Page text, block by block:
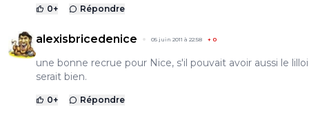
0+ Répondre
alexisbricedenice 05 juin 2011 à 22:58 + 0
une bonne recrue pour Nice, s'il pouvait avoir aussi le
serait bien.
0+ Répondre